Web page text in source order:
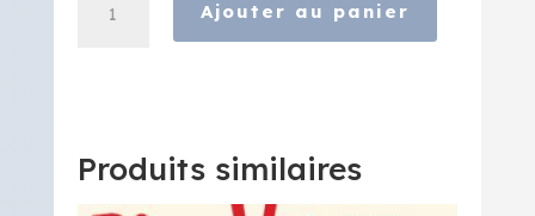
l'Optique
2025
Ajouter au panier
Produits similaires